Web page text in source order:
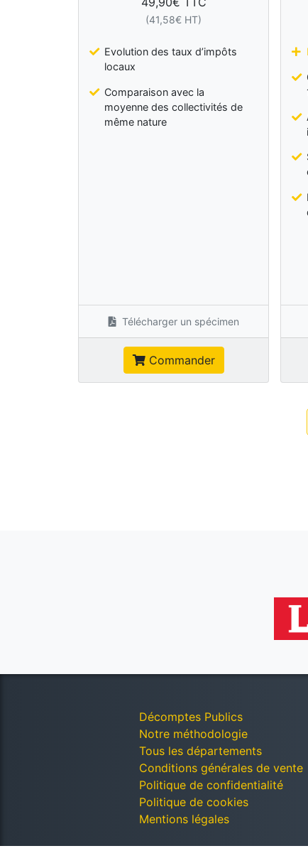
(41,58€ HT)
Evolution des taux d’impôts
locaux
Comparaison avec la
moyenne des collectivités de
même nature
Télécharger un spécimen
Commander
Décomptes Publics
Notre méthodologie
Tous les départements
Conditions générales de vente
Politique de confidentialité
Politique de cookies
Mentions légales